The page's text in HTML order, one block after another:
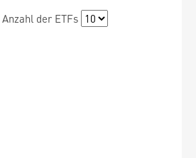
Anzahl der ETFs